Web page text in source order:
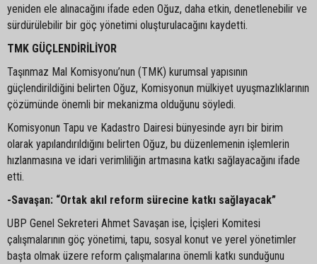
yeniden ele alınacağını ifade eden Oğuz, daha etkin, denetlenebilir ve
sürdürülebilir bir göç yönetimi oluşturulacağını kaydetti.
TMK GÜÇLENDİRİLİYOR
Taşınmaz Mal Komisyonu’nun (TMK) kurumsal yapısının
güçlendirildiğini belirten Oğuz, Komisyonun mülkiyet uyuşmazlıklarının
çözümünde önemli bir mekanizma olduğunu söyledi.
Komisyonun Tapu ve Kadastro Dairesi bünyesinde ayrı bir birim
olarak yapılandırıldığını belirten Oğuz, bu düzenlemenin işlemlerin
hızlanmasına ve idari verimliliğin artmasına katkı sağlayacağını ifade
etti.
-Savaşan: “Ortak akıl reform sürecine katkı sağlayacak”
UBP Genel Sekreteri Ahmet Savaşan ise, İçişleri Komitesi
çalışmalarının göç yönetimi, tapu, sosyal konut ve yerel yönetimler
başta olmak üzere reform çalışmalarına önemli katkı sunduğunu